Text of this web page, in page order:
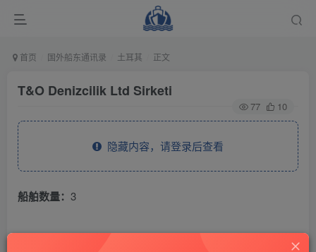
首页 国外船东通讯录 土耳其 正文
T&O Denizcilik Ltd Sirketi
77 10
隐藏内容，请登录后查看
船舶数量： 3
THE END